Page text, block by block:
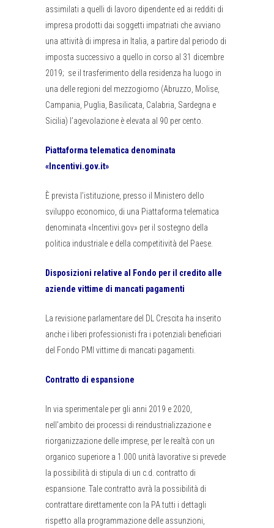
assimilati a quelli di lavoro dipendente ed ai redditi di
impresa prodotti dai soggetti impatriati che avviano
una attività di impresa in Italia, a partire dal periodo di
imposta successivo a quello in corso al 31 dicembre
2019; se il trasferimento della residenza ha luogo in
una delle regioni del mezzogiorno (Abruzzo, Molise,
Campania, Puglia, Basilicata, Calabria, Sardegna e
Sicilia) l’agevolazione è elevata al 90 per cento.
Piattaforma telematica denominata
«Incentivi.gov.it»
È prevista l’istituzione, presso il Ministero dello
sviluppo economico, di una Piattaforma telematica
denominata «Incentivi.gov» per il sostegno della
politica industriale e della competitività del Paese.
Disposizioni relative al Fondo per il credito alle
aziende vittime di mancati pagamenti
La revisione parlamentare del DL Crescita ha inserito
anche i liberi professionisti fra i potenziali beneficiari
del Fondo PMI vittime di mancati pagamenti.
Contratto di espansione
In via sperimentale per gli anni 2019 e 2020,
nell’ambito dei processi di reindustrializzazione e
riorganizzazione delle imprese, per le realtà con un
organico superiore a 1.000 unità lavorative si prevede
la possibilità di stipula di un c.d. contratto di
espansione. Tale contratto avrà la possibilità di
contrattare direttamente con la PA tutti i dettagli
rispetto alla programmazione delle assunzioni,